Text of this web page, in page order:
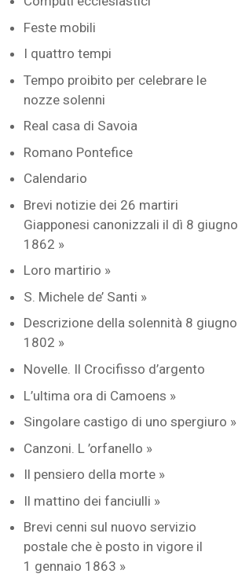
Feste mobili
I quattro tempi
Tempo proibito per celebrare le
nozze solenni
Real casa di Savoia
Romano Pontefice
Calendario
Brevi notizie dei 26 martiri
Giapponesi canonizzali il dì 8 giugno
1862 »
Loro martirio »
S. Michele de’ Santi »
Descrizione della solennità 8 giugno
1802 »
Novelle. Il Crocifisso d’argento
L’ultima ora di Camoens »
Singolare castigo di uno spergiuro »
Canzoni. L ’orfanello »
Il pensiero della morte »
Il mattino dei fanciulli »
Brevi cenni sul nuovo servizio
postale che è posto in vigore il
1 gennaio 1863 »